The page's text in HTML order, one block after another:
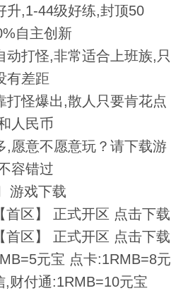
升,1-44级好练,封顶50
自主创新
动打怪,非常适合上班族,只
有差距
打怪爆出,散人只要肯花点
人民币
,愿意不愿意玩？请下载游
容错过
游戏下载
首区】 正式开区 点击下载
首区】 正式开区 点击下载
元宝 点卡:1RMB=8元
财付通:1RMB=10元宝